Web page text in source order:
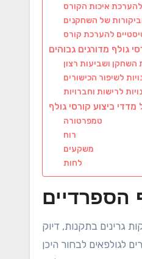
להערכת איכות הקורס
של השחקנים
להערכת קורס
השחקן ושביעות רצון
לשיפור הכישורים
לרישות וחברויות
טמפרטורה
רוח
משקעים
לחות
גרינים בתקנות, דיוק
לגולפאים לבחור היכן